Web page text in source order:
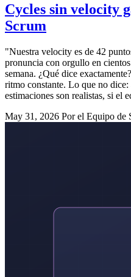
Cycles sin velocity
Scrum
"Nuestra velocity es de 42
pronuncia con orgullo en
semana. ¿Qué dice
ritmo constante. Lo que no
estimaciones son realistas, si el
May 31, 2026 Por el Equipo de